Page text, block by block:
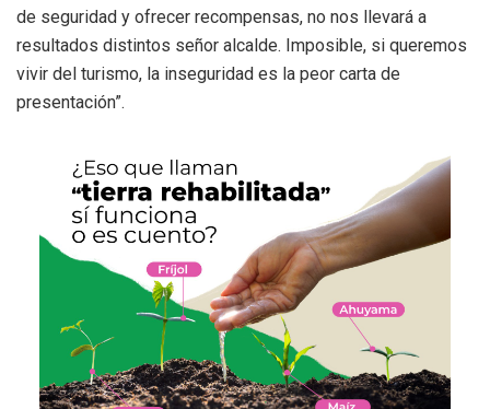
de seguridad y ofrecer recompensas, no nos llevará a
resultados distintos señor alcalde. Imposible, si queremos
vivir del turismo, la inseguridad es la peor carta de
presentación”.